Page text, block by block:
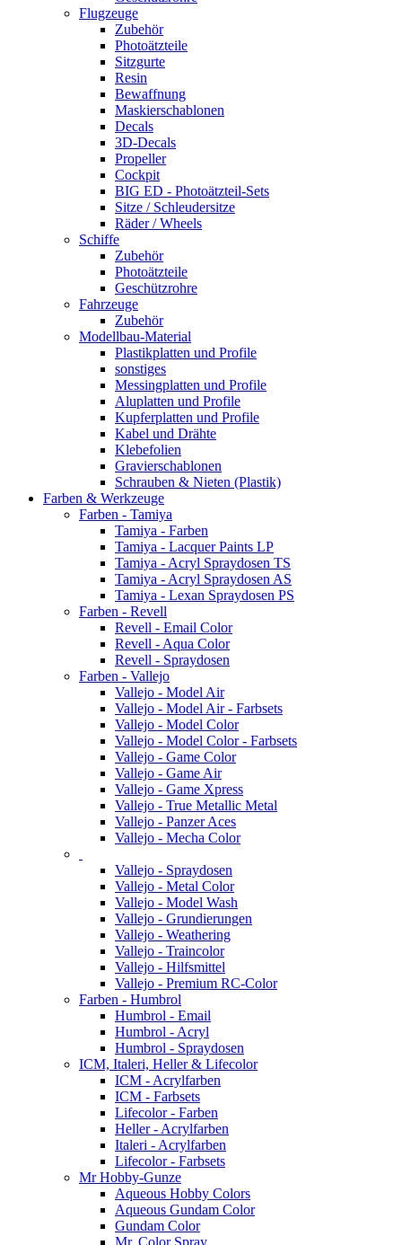
Flugzeuge
Zubehör
Photoätzteile
Sitzgurte
Resin
Bewaffnung
Maskierschablonen
Decals
3D-Decals
Propeller
Cockpit
BIG ED - Photoätzteil-Sets
Sitze / Schleudersitze
Räder / Wheels
Schiffe
Zubehör
Photoätzteile
Geschützrohre
Fahrzeuge
Zubehör
Modellbau-Material
Plastikplatten und Profile
sonstiges
Messingplatten und Profile
Aluplatten und Profile
Kupferplatten und Profile
Kabel und Drähte
Klebefolien
Gravierschablonen
Schrauben & Nieten (Plastik)
Farben & Werkzeuge
Farben - Tamiya
Tamiya - Farben
Tamiya - Lacquer Paints LP
Tamiya - Acryl Spraydosen TS
Tamiya - Acryl Spraydosen AS
Tamiya - Lexan Spraydosen PS
Farben - Revell
Revell - Email Color
Revell - Aqua Color
Revell - Spraydosen
Farben - Vallejo
Vallejo - Model Air
Vallejo - Model Air - Farbsets
Vallejo - Model Color
Vallejo - Model Color - Farbsets
Vallejo - Game Color
Vallejo - Game Air
Vallejo - Game Xpress
Vallejo - True Metallic Metal
Vallejo - Panzer Aces
Vallejo - Mecha Color
Vallejo - Spraydosen
Vallejo - Metal Color
Vallejo - Model Wash
Vallejo - Grundierungen
Vallejo - Weathering
Vallejo - Traincolor
Vallejo - Hilfsmittel
Vallejo - Premium RC-Color
Farben - Humbrol
Humbrol - Email
Humbrol - Acryl
Humbrol - Spraydosen
ICM, Italeri, Heller & Lifecolor
ICM - Acrylfarben
ICM - Farbsets
Lifecolor - Farben
Heller - Acrylfarben
Italeri - Acrylfarben
Lifecolor - Farbsets
Mr Hobby-Gunze
Aqueous Hobby Colors
Aqueous Gundam Color
Gundam Color
Mr. Color Spray